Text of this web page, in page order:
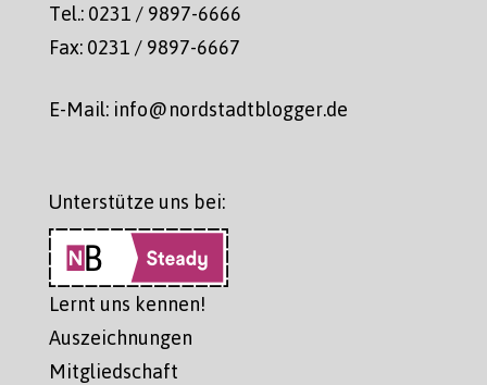
Tel.: 0231 / 9897-6666
Fax: 0231 / 9897-6667
E-Mail: info@nordstadtblogger.de
Unterstütze uns bei:
Lernt uns kennen!
Auszeichnungen
Mitgliedschaft